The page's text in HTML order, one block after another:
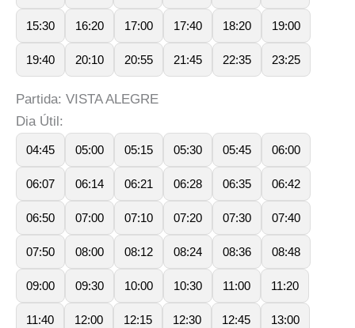
15:30 16:20 17:00 17:40 18:20 19:00
19:40 20:10 20:55 21:45 22:35 23:25
Partida: VISTA ALEGRE
Dia Útil:
04:45 05:00 05:15 05:30 05:45 06:00
06:07 06:14 06:21 06:28 06:35 06:42
06:50 07:00 07:10 07:20 07:30 07:40
07:50 08:00 08:12 08:24 08:36 08:48
09:00 09:30 10:00 10:30 11:00 11:20
11:40 12:00 12:15 12:30 12:45 13:00